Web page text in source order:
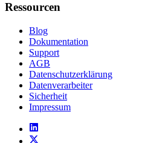
Ressourcen
Blog
Dokumentation
Support
AGB
Datenschutzerklärung
Datenverarbeiter
Sicherheit
Impressum